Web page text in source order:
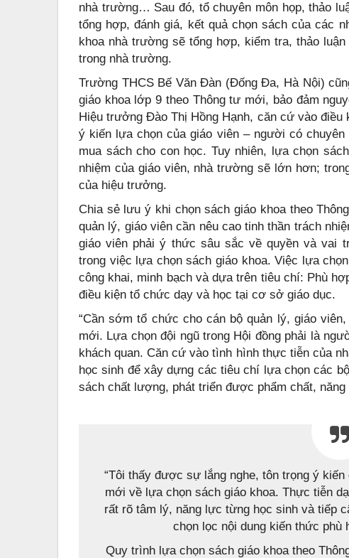
nhà trường… Sau đó, tổ chuyên môn họp, thảo
tổng hợp, đánh giá, kết quả chọn sách của các
khoa nhà trường sẽ tổng hợp, kiểm tra, thảo
trong nhà trường.
Trường THCS Bế Văn Đàn (Đống Đa, Hà Nội)
giáo khoa lớp 9 theo Thông tư mới, bảo đảm
Hiệu trưởng Đào Thị Hồng Hạnh, căn cứ vào
ý kiến lựa chọn của giáo viên – người có
mua sách cho con học. Tuy nhiên, lựa chọn
nhiệm của giáo viên, nhà trường sẽ lớn hơn;
của hiệu trưởng.
Chia sẻ lưu ý khi chọn sách giáo khoa theo
quản lý, giáo viên cần nêu cao tinh thần trách
giáo viên phải ý thức sâu sắc về quyền và vai
trong việc lựa chọn sách giáo khoa. Việc lựa
công khai, minh bạch và dựa trên tiêu chí: Phù
điều kiện tổ chức dạy và học tại cơ sở giáo dục.
“Cần sớm tổ chức cho cán bộ quản lý, giáo
mới. Lựa chọn đội ngũ trong Hội đồng phải là
khách quan. Căn cứ vào tình hình thực tiễn của
học sinh để xây dựng các tiêu chí lựa chọn các
sách chất lượng, phát triển được phẩm chất,
“Tôi thấy được sự lắng nghe, tôn trọng ý
mới về lựa chọn sách giáo khoa. Thực tiễn
rất rõ tâm lý, năng lực từng học sinh và tiếp
chọn lọc nội dung kiến thức phù
Quy trình lựa chọn sách giáo khoa theo